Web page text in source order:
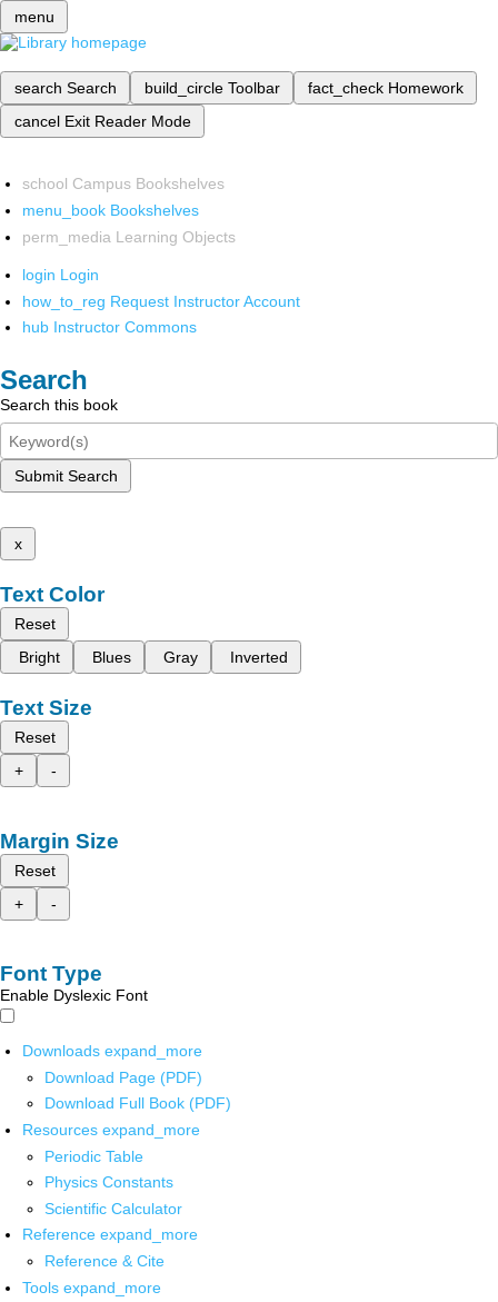
menu
search Search build_circle Toolbar fact_check Homework
cancel Exit Reader Mode
school Campus Bookshelves
menu_book Bookshelves
perm_media Learning Objects
login Login
how_to_reg Request Instructor Account
hub Instructor Commons
Search
Search this book
Submit Search
x
Text Color
Reset
Bright
Blues Gray Inverted
Text Size
Reset
+
-
Margin Size
Reset
+
-
Font Type
Enable Dyslexic Font
Downloads expand_more
Download Page (PDF)
Download Full Book (PDF)
Resources expand_more
Periodic Table
Physics Constants
Scientific Calculator
Reference expand_more
Reference & Cite
Tools expand_more